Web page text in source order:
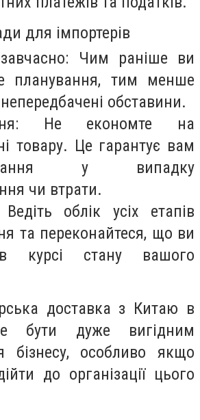
для імпортерів
Чим раніше ви
планування, тим менше
обставини.
Не економте на
товару. Це гарантує вам
у випадку
чи втрати.
облік усіх етапів
та переконайтеся, що ви
курсі стану вашого
доставка з Китаю в
бути дуже вигідним
бізнесу, особливо якщо
до організації цього